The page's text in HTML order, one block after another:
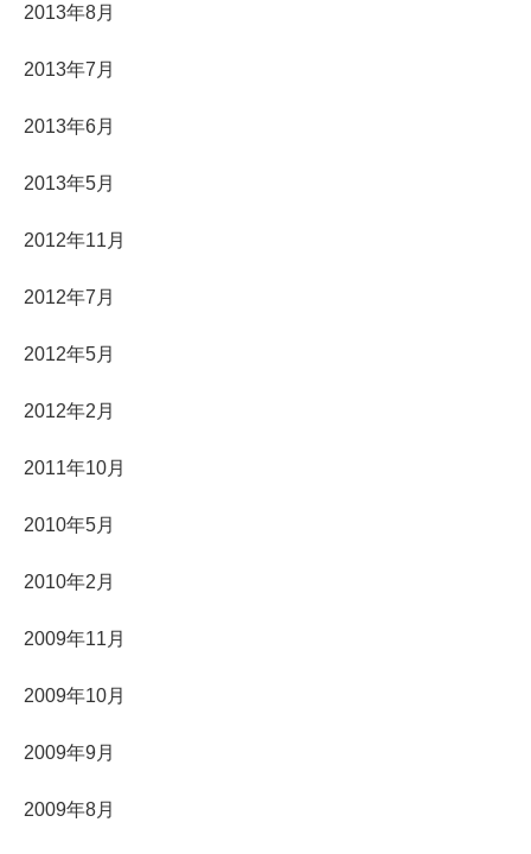
2013年8月
2013年7月
2013年6月
2013年5月
2012年11月
2012年7月
2012年5月
2012年2月
2011年10月
2010年5月
2010年2月
2009年11月
2009年10月
2009年9月
2009年8月